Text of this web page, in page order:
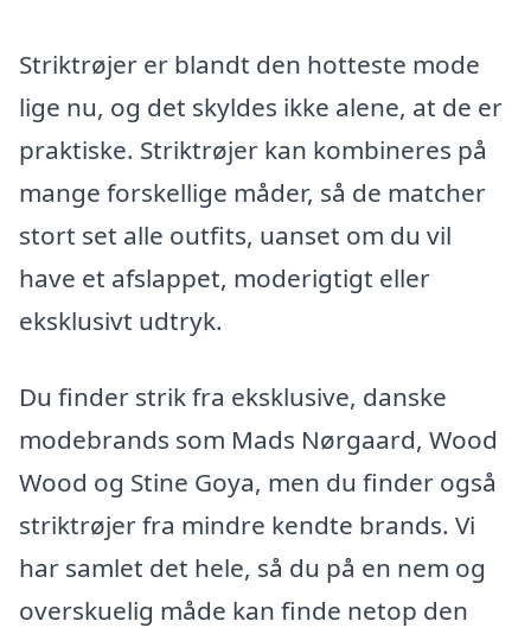
Striktrøjer er blandt den hotteste mode
lige nu, og det skyldes ikke alene, at de er
praktiske. Striktrøjer kan kombineres på
mange forskellige måder, så de matcher
stort set alle outfits, uanset om du vil
have et afslappet, moderigtigt eller
eksklusivt udtryk.
Du finder strik fra eksklusive, danske
modebrands som Mads Nørgaard, Wood
Wood og Stine Goya, men du finder også
striktrøjer fra mindre kendte brands. Vi
har samlet det hele, så du på en nem og
overskuelig måde kan finde netop den